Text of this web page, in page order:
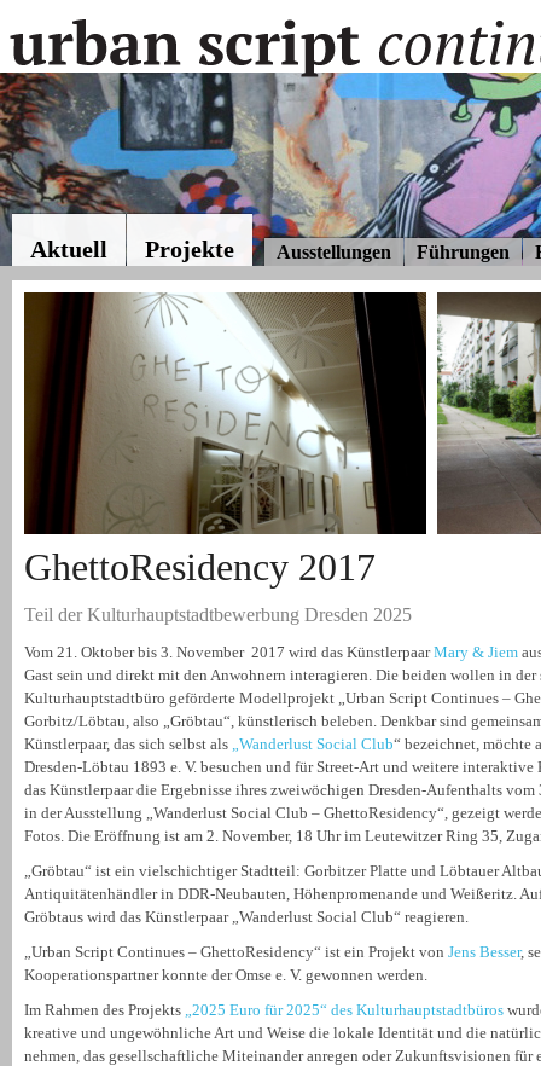
Aktuell Projekte Ausstellungen Führungen
GhettoResidency 2017
Teil der Kulturhauptstadtbewerbung Dresden 2025
Vom 21. Oktober bis 3. November 2017 wird das KünstlerpaarMary & Jiem
Gast sein und direkt mit den Anwohnern interagieren. Die beiden wollen in
Kulturhauptstadtbüro geförderte Modellprojekt „Urban Script Continues –
Gorbitz/Löbtau, also „Gröbtau“, künstlerisch beleben. Denkbar sind
Künstlerpaar, das sich selbst als „Wanderlust Social Club“ bezeichnet, möchte
Dresden-Löbtau 1893 e. V. besuchen und für Street-Art und weitere
das Künstlerpaar die Ergebnisse ihres zweiwöchigen Dresden-Aufenthalts
in der Ausstellung „Wanderlust Social Club – GhettoResidency“, gezeigt
Fotos. Die Eröffnung ist am 2. November, 18 Uhr im Leutewitzer Ring 35,
„Gröbtau“ ist ein vielschichtiger Stadtteil: Gorbitzer Platte und Löbtauer
Antiquitätenhändler in DDR-Neubauten, Höhenpromenande und Weißeritz.
Gröbtaus wird das Künstlerpaar „Wanderlust Social Club“ reagieren.
„Urban Script Continues – GhettoResidency“ ist ein Projekt von Jens Besser,
Kooperationspartner konnte der Omse e. V. gewonnen werden.
Im Rahmen des Projekts „2025 Euro für 2025“ des Kulturhauptstadtbüros
kreative und ungewöhnliche Art und Weise die lokale Identität und die
nehmen, das gesellschaftliche Miteinander anregen oder Zukunftsvisionen für